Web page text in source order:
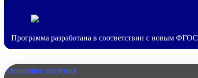
Программа разработана в соответствии с новым ФГОС
Основные сведения